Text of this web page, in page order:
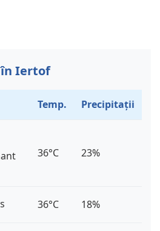
în Iertof
Temp. Precipitații
36°C 23%
36°C 18%